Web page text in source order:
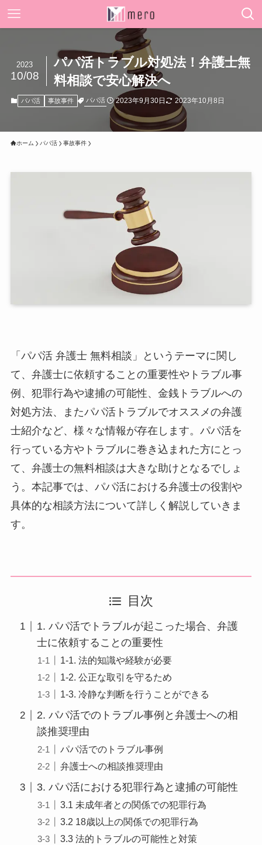
パパ活トラブル対処法！弁護士無
料相談で安心解決へ
2023
10/08
パパ活 事故事件 パパ活 2023年9月30日 2023年10月8日
ホーム パパ活 事故事件
「パパ活 弁護士 無料相談」というテーマに関し
て、弁護士に依頼することの重要性やトラブル事
例、犯罪行為や逮捕の可能性、金銭トラブルへの
対処方法、またパパ活トラブルでオススメの弁護
士紹介など、様々な情報が存在します。パパ活を
行っている方やトラブルに巻き込まれた方にとっ
て、弁護士の無料相談は大きな助けとなるでしょ
う。本記事では、パパ活における弁護士の役割や
具体的な相談方法について詳しく解説していきま
す。
目次
1. パパ活でトラブルが起こった場合、弁護
士に依頼することの重要性
1-1. 法的知識や経験が必要
1-2. 公正な取引を守るため
1-3. 冷静な判断を行うことができる
2. パパ活でのトラブル事例と弁護士への相
談推奨理由
パパ活でのトラブル事例
弁護士への相談推奨理由
3. パパ活における犯罪行為と逮捕の可能性
3.1 未成年者との関係での犯罪行為
3.2 18歳以上の関係での犯罪行為
3.3 法的トラブルの可能性と対策